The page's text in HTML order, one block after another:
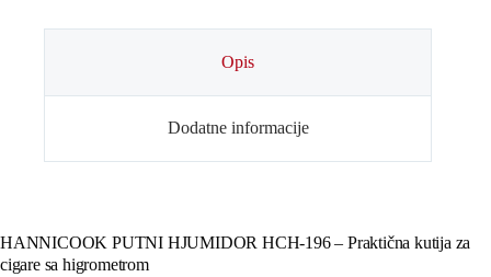
Opis
Dodatne informacije
HANNICOOK PUTNI HJUMIDOR HCH-196 – Praktična kutija za
cigare sa higrometrom